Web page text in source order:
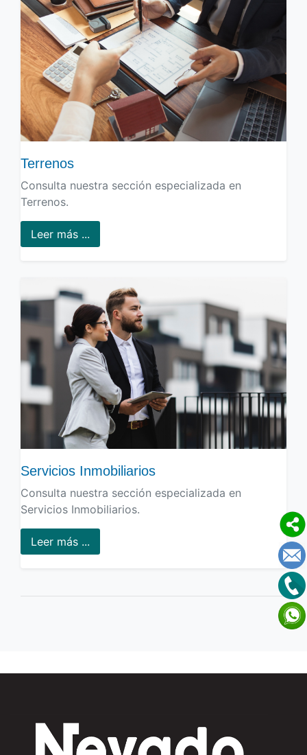
Terrenos
Consulta nuestra sección especializada en
Terrenos.
Leer más ...
Servicios Inmobiliarios
Consulta nuestra sección especializada en
Servicios Inmobiliarios.
Leer más ...